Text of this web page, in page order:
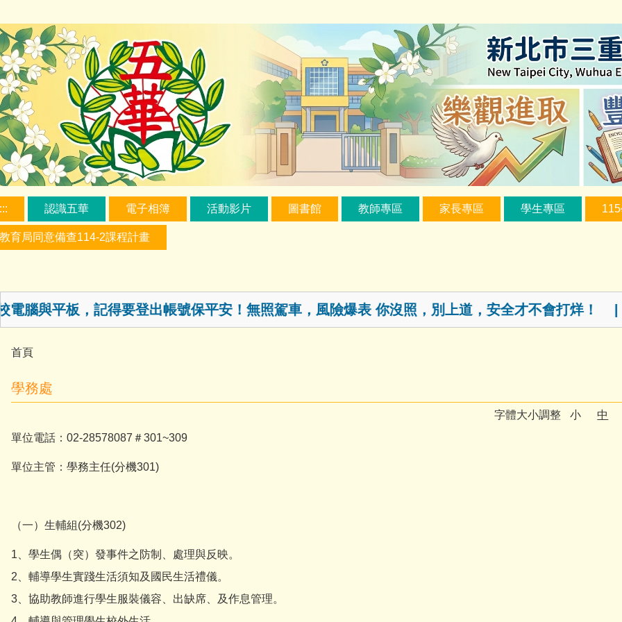
到
主
要
內
容
區
新北市三重區五華國民小學
::: 認識五華 電子相簿 活動影片 圖書館 教師專區 家長專區 學生專區
教育局同意備查114-2課程計畫
最新消息跑馬燈
，記得要登出帳號保平安！無照駕車，風險爆表 你沒照，別上道，安全才不會打烊！ | 高齡
首頁
學務處
字體大小調整 小
中
單位電話：02-28578087＃301~309
單位主管：學務主任(分機301)
（一）生輔組(分機302)
1、學生偶（突）發事件之防制、處理與反映。
2、輔導學生實踐生活須知及國民生活禮儀。
3、協助教師進行學生服裝儀容、出缺席、及作息管理。